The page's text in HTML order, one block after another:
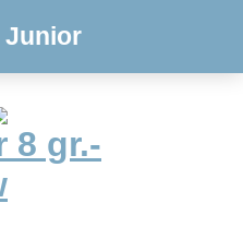
Junior
8 gr.-